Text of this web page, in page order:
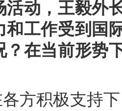
活动，王毅外
和工作受到国
？在当前形势
方积极支持